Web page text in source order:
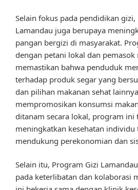
Selain fokus pada pendidikan gizi,
Lamandau juga berupaya
pangan bergizi di masyarakat.
dengan petani lokal dan
memastikan bahwa penduduk
terhadap produk segar yang
dan pilihan makanan sehat
mempromosikan konsumsi
ditanam secara lokal, program ini
meningkatkan kesehatan individu
mendukung perekonomian dan
Selain itu, Program Gizi
pada keterlibatan dan kolaborasi